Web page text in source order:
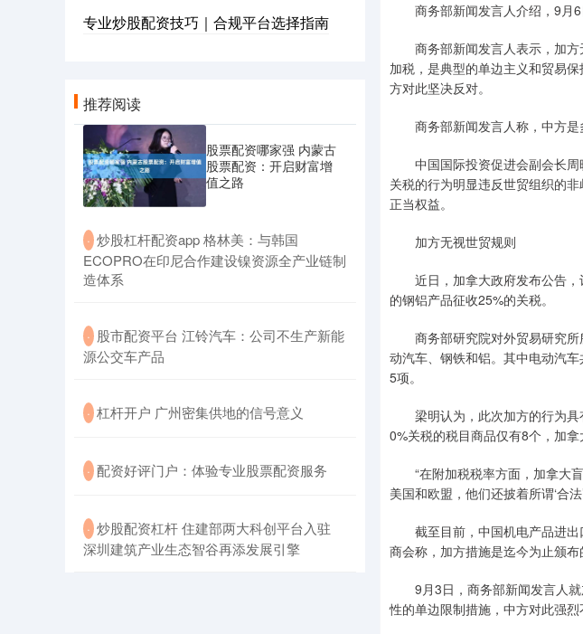
商务部新闻发言人介绍，9月6
商务部新闻发言人表示，加方
加税，是典型的单边主义和贸易
方对此坚决反对。
商务部新闻发言人称，中方是
中国国际投资促进会副会长周
关税的行为明显违反世贸组织的
正当权益。
加方无视世贸规则
近日，加拿大政府发布公告，
的钢铝产品征收25%的关税。
商务部研究院对外贸易研究所
动汽车、钢铁和铝。其中电动汽
5项。
梁明认为，此次加方的行为具
0%关税的税目商品仅有8个，加
“在附加税税率方面，加拿大盲
美国和欧盟，他们还披着所谓‘合
截至目前，中国机电产品进出
商会称，加方措施是迄今为止颁
9月3日，商务部新闻发言人就
性的单边限制措施，中方对此强
专业炒股配资技巧｜合规平台选择指南
推荐阅读
股票配资哪家强 内蒙古
股票配资：开启财富增
值之路
· ​炒股杠杆配资app 格林美：与韩国
ECOPRO在印尼合作建设镍资源全产业链制
造体系
· ​股市配资平台 江铃汽车：公司不生产新能
源公交车产品
· ​杠杆开户 广州密集供地的信号意义
· ​配资好评门户：体验专业股票配资服务
· ​炒股配资杠杆 住建部两大科创平台入驻
深圳建筑产业生态智谷再添发展引擎